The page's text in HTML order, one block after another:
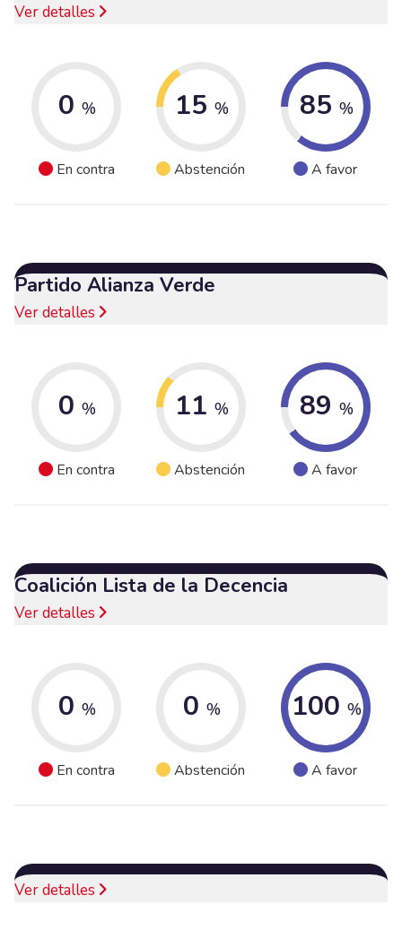
Ver detalles
0 %
En contra
15 %
Abstención
85 %
A favor
Partido Alianza Verde
Ver detalles
0 %
En contra
11 %
Abstención
89 %
A favor
Coalición Lista de la Decencia
Ver detalles
0 %
En contra
0 %
Abstención
100 %
A favor
Ver detalles